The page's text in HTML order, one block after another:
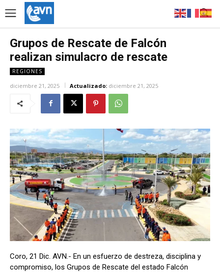
Grupos de Rescate de Falcón
realizan simulacro de rescate
REGIONES
diciembre 21, 2025 Actualizado: diciembre 21, 2025
Coro, 21 Dic. AVN.- En un esfuerzo de destreza, disciplina y
compromiso, los Grupos de Rescate del estado Falcón